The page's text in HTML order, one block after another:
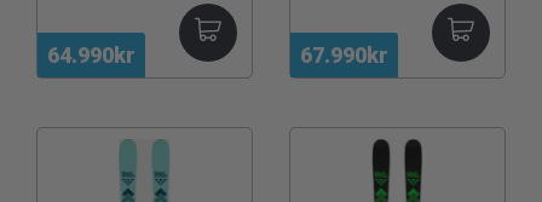
64.990kr 67.990kr